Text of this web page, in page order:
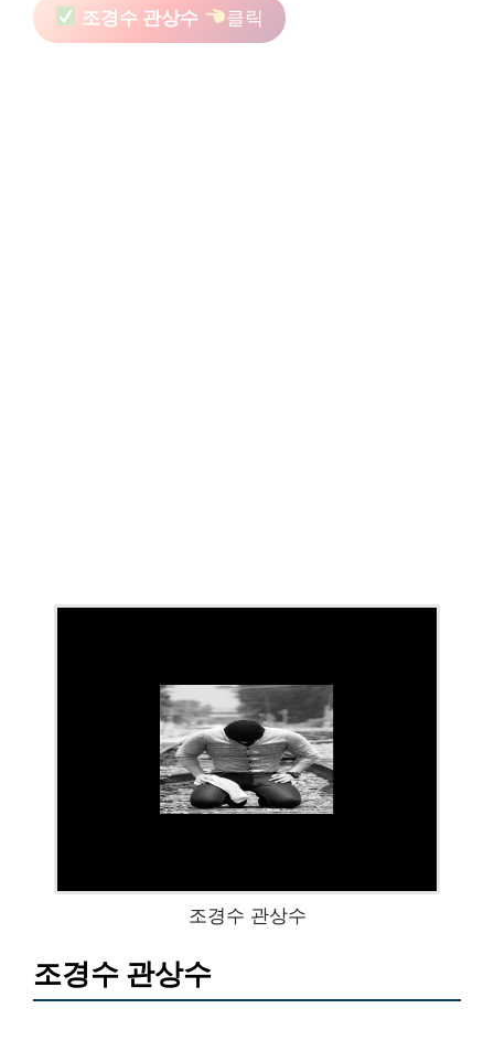
조경수 관상수 클릭
조경수 관상수
조경수 관상수